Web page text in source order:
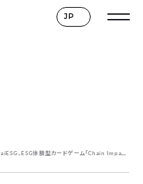
JP
aiESG、ESG体験型カードゲーム「Chain Impact Sandwich」を2026年6月より提供開始